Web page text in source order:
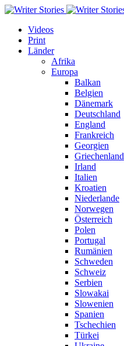
Videos
Print
Länder
Afrika
Europa
Balkan
Belgien
Dänemark
Deutschland
England
Frankreich
Georgien
Griechenland
Irland
Italien
Kroatien
Niederlande
Norwegen
Österreich
Polen
Portugal
Rumänien
Schweden
Schweiz
Serbien
Slowakai
Slowenien
Spanien
Tschechien
Türkei